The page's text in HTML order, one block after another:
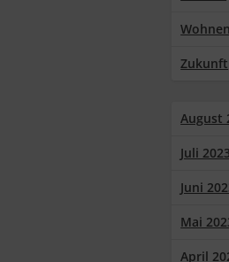
Wohnen
Zukunft
August
Juli 2023
Juni
Mai
April